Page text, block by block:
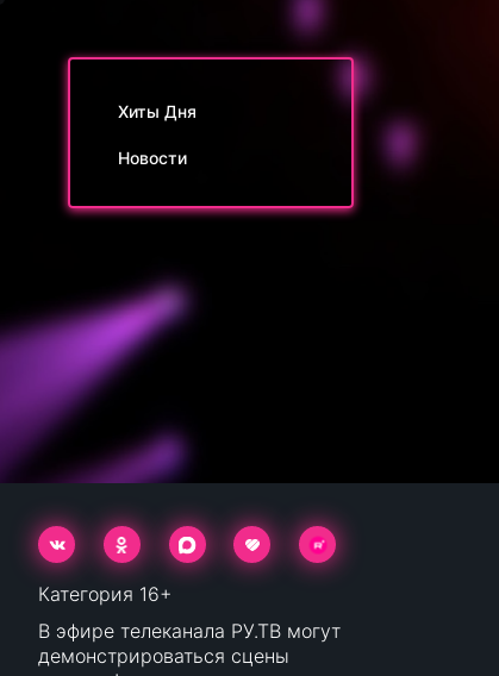
Хиты Дня
Новости
Категория 16+
В эфире телеканала РУ.ТВ могут
демонстрироваться сцены